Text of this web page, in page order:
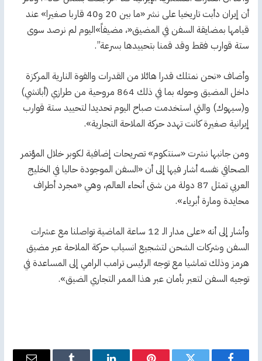
أن إيران دأبت تاريخيا على نشر «ما بين 20 و40 قاربا صغيرا» عند
قيامها بمضايقة السفن في المضيق«، مضيفاً»اليوم لم نرصد سوى
ستة قوارب فقط وقد قمنا بتحييدها بسرعة”.
وأضاف «نحن نمتلك قدرا هائلا من القدرات والقوة النارية المركزة
داخل المضيق وحوله بما في ذلك 864 مروحية من طرازي (أباتشي)
و(سيهوك) والتي استخدمت صباح اليوم تحديدا لتحييد ستة قوارب
إيرانية صغيرة كانت تهدد حركة الملاحة التجارية».
ومن جانبها نشرت «سنتكوم» تصريحات إضافية لكوبر خلال المؤتمر
الصحافي نفسه أشار فيها إلى أن «السفن الموجودة حاليا في الخليج
العربي تمثل 87 دولة من شتى أنحاء العالم، وهي «مجرد أطراف
محايدة ومارة أبرياء».
وأشار إلى أنه «على مدار الـ 12 ساعة الماضية تواصلنا مع عشرات
السفن وشركات الشحن لتشجيع انسياب حركة الملاحة عبر مضيق
هرمز وذلك تماشيا مع توجه الرئيس ترامب الرامي إلى المساعدة في
توجيه السفن لتعبر بأمان عبر هذا الممر التجاري الضيق».